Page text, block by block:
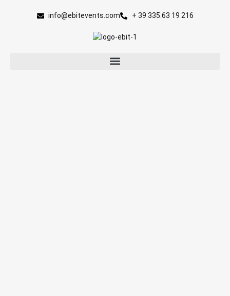
info@ebitevents.com
+ 39 335.63 19 216